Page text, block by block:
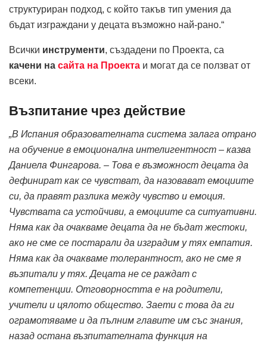
структуриран подход, с който такъв тип умения да
бъдат изграждани у децата възможно най-рано.“
Всички инструменти, създадени по Проекта, са
качени на сайта на Проекта и могат да се ползват от
всеки.
Възпитание чрез действие
„В Испания образователната система залага отрано
на обучение в емоционална интелигентност – казва
Даниела Фингарова. – Това е възможност децата да
дефинират как се чувстват, да назовават емоциите
си, да правят разлика между чувство и емоция.
Чувствата са устойчиви, а емоциите са ситуативни.
Няма как да очакваме децата да не бъдат жестоки,
ако не сме се постарали да изградим у тях емпатия.
Няма как да очакваме толерантност, ако не сме я
възпитали у тях. Децата не се раждат с
компетенции. Отговорността е на родители,
учители и цялото общество. Заети с това да ги
ограмотяваме и да пълним главите им със знания,
назад остана възпитателната функция на